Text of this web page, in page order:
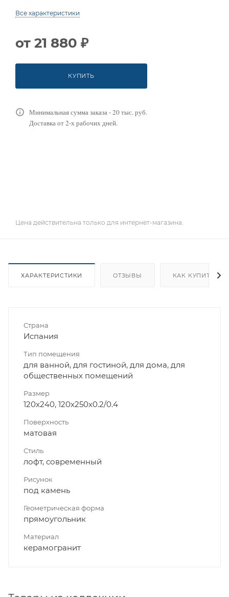
Все характеристики
от 21 880 ₽
КУПИТЬ
Минимальная сумма заказа - 20 тыс. руб.
Доставка от 2-х рабочих дней.
Цена действительна только для интернет-магазина.
ХАРАКТЕРИСТИКИ ОТЗЫВЫ КАК КУПИТЬ
Страна
Испания
Тип помещения
для ванной, для гостиной, для дома, для
общественных помещений
Размер
120x240, 120x250x0.2/0.4
Поверхность
матовая
Стиль
лофт, современный
Рисунок
под камень
Геометрическая форма
прямоугольник
Материал
керамогранит